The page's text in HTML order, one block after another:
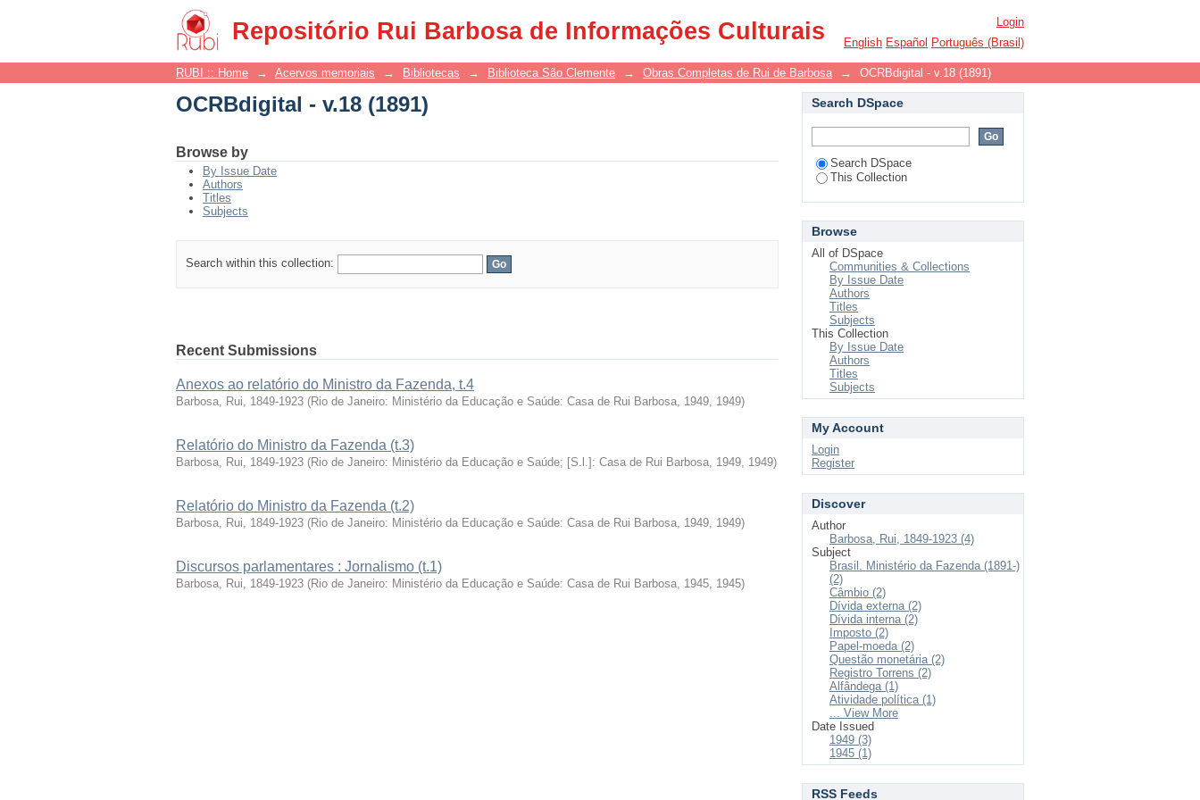
Repositório Rui Barbosa de Informações Culturais
OCRBdigital - v.18 (1891)
Login
English Español Português (Brasil)
RUBI :: Home → Acervos memoriais → Bibliotecas → Biblioteca São Clemente → Obras Completas de Rui de Barbosa → OCRBdigital - v.18 (1891)
OCRBdigital - v.18 (1891)
Browse by
By Issue Date
Authors
Titles
Subjects
Search within this collection:
Recent Submissions
Anexos ao relatório do Ministro da Fazenda, t.4
Barbosa, Rui, 1849-1923 (Rio de Janeiro: Ministério da Educação e Saúde: Casa de Rui Barbosa, 1949, 1949)
Relatório do Ministro da Fazenda (t.3)
Barbosa, Rui, 1849-1923 (Rio de Janeiro: Ministério da Educação e Saúde; [S.l.]: Casa de Rui Barbosa, 1949, 1949)
Relatório do Ministro da Fazenda (t.2)
Barbosa, Rui, 1849-1923 (Rio de Janeiro: Ministério da Educação e Saúde: Casa de Rui Barbosa, 1949, 1949)
Discursos parlamentares : Jornalismo (t.1)
Barbosa, Rui, 1849-1923 (Rio de Janeiro: Ministério da Educação e Saúde: Casa de Rui Barbosa, 1945, 1945)
Search DSpace
Search DSpace
This Collection
Browse
All of DSpace
Communities & Collections
By Issue Date
Authors
Titles
Subjects
This Collection
By Issue Date
Authors
Titles
Subjects
My Account
Login
Register
Discover
Author
Barbosa, Rui, 1849-1923 (4)
Subject
Brasil. Ministério da Fazenda (1891-)
(2)
Câmbio (2)
Dívida externa (2)
Dívida interna (2)
Imposto (2)
Papel-moeda (2)
Questão monetária (2)
Registro Torrens (2)
Alfândega (1)
Atividade política (1)
... View More
Date Issued
1949 (3)
1945 (1)
RSS Feeds